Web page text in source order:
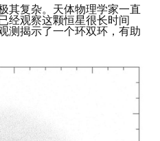
其复杂。天体物理学家一直
经观察这颗恒星很长时间
测揭示了一个环双环，有助